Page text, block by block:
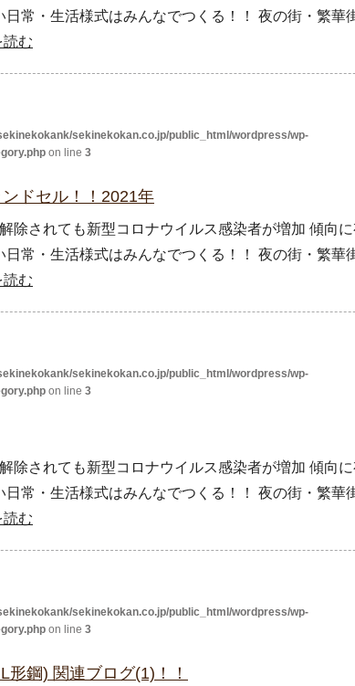
常・生活様式はみんなでつくる！！ 夜の街・繁華
読む
sekinekokan.co.jp/public_html/wordpress/wp-
on line 3
ドセル！！2021年
されても新型コロナウイルス感染者が増加 傾向に
常・生活様式はみんなでつくる！！ 夜の街・繁華
読む
sekinekokan.co.jp/public_html/wordpress/wp-
on line 3
されても新型コロナウイルス感染者が増加 傾向に
常・生活様式はみんなでつくる！！ 夜の街・繁華
読む
sekinekokan.co.jp/public_html/wordpress/wp-
on line 3
鋼) 関連ブログ(1)！！